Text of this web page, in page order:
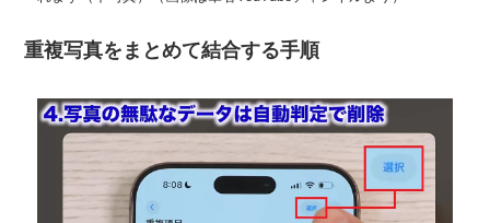
重複写真をまとめて結合する手順